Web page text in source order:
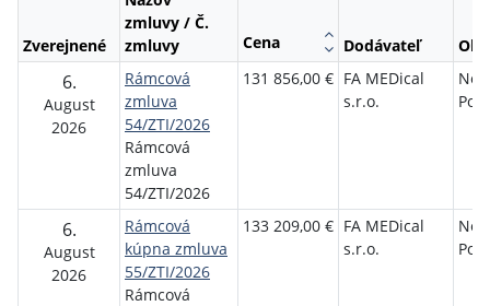
Zverejnené
zmluvy / Č.
zmluvy
Cena Dodávateľ
6.
August
2026
Rámcová
zmluva
54/ZTI/2026
Rámcová
zmluva
54/ZTI/2026
131 856,00 € FA MEDical
s.r.o.
6.
August
2026
Rámcová
kúpna zmluva
55/ZTI/2026
Rámcová
133 209,00 € FA MEDical
s.r.o.